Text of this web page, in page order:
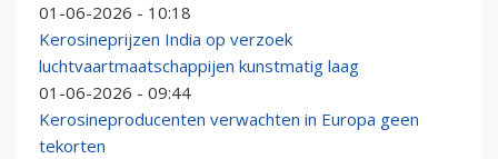
01-06-2026 - 10:18
Kerosineprijzen India op verzoek
luchtvaartmaatschappijen kunstmatig laag
01-06-2026 - 09:44
Kerosineproducenten verwachten in Europa geen
tekorten